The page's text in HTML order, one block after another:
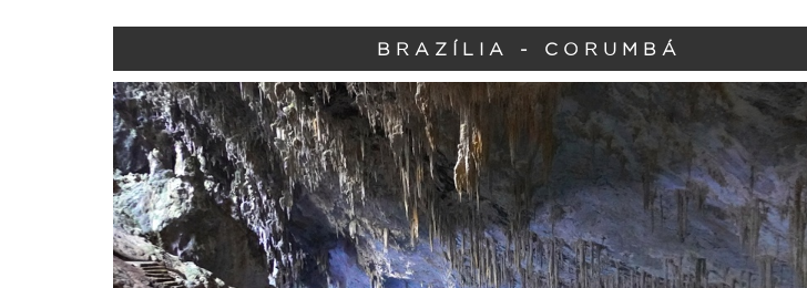
BRAZÍLIA - CORUMBÁ